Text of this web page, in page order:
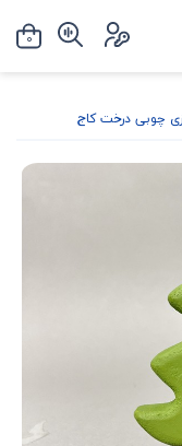
چوبی درخت کاج
0